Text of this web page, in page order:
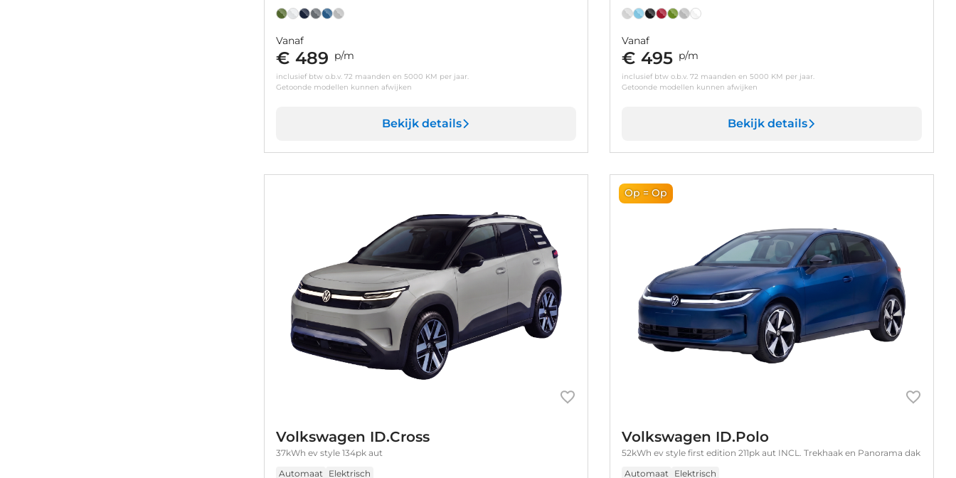
Vanaf
€ 489 p/m
inclusief btw o.b.v. 72 maanden en 5000 KM per jaar.
Getoonde modellen kunnen afwijken
Bekijk details
Vanaf
€ 495 p/m
inclusief btw o.b.v. 72 maanden en 5000 KM per jaar.
Getoonde modellen kunnen afwijken
Bekijk details
Volkswagen ID.Cross
37kWh ev style 134pk aut
Automaat
Elektrisch
Op = Op
Volkswagen ID.Polo
52kWh ev style first edition 211pk aut INCL. Trekhaak en Panorama dak
Automaat
Elektrisch